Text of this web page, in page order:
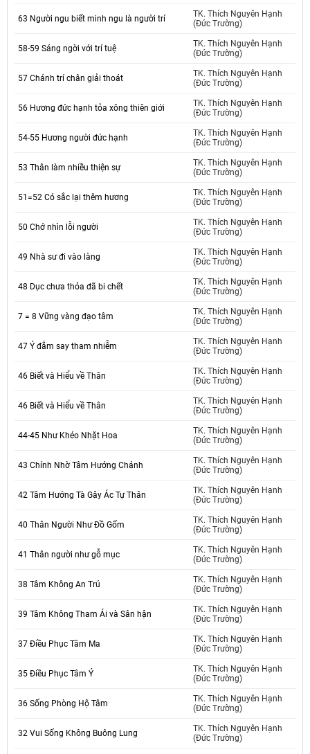
63 Người ngu biết minh ngu là người trí
TK. Thích Nguyên Hạnh
(Đức Trường)
58-59 Sáng ngời với trí tuệ
TK. Thích Nguyên Hạnh
(Đức Trường)
57 Chánh trí chân giải thoát
TK. Thích Nguyên Hạnh
(Đức Trường)
56 Hương đức hạnh tỏa xông thiên giới
TK. Thích Nguyên Hạnh
(Đức Trường)
54-55 Hương người đức hạnh
TK. Thích Nguyên Hạnh
(Đức Trường)
53 Thân làm nhiều thiện sự
TK. Thích Nguyên Hạnh
(Đức Trường)
51=52 Có sắc lại thêm hương
TK. Thích Nguyên Hạnh
(Đức Trường)
50 Chớ nhìn lỗi người
TK. Thích Nguyên Hạnh
(Đức Trường)
49 Nhà sư đi vào làng
TK. Thích Nguyên Hạnh
(Đức Trường)
48 Dục chưa thỏa đã bi chết
TK. Thích Nguyên Hạnh
(Đức Trường)
7 = 8 Vững vàng đạo tâm
TK. Thích Nguyên Hạnh
(Đức Trường)
47 Ý đắm say tham nhiễm
TK. Thích Nguyên Hạnh
(Đức Trường)
46 Biết và Hiểu về Thân
TK. Thích Nguyên Hạnh
(Đức Trường)
46 Biết và Hiểu về Thân
TK. Thích Nguyên Hạnh
(Đức Trường)
44-45 Như Khéo Nhặt Hoa
TK. Thích Nguyên Hạnh
(Đức Trường)
43 Chính Nhờ Tâm Hướng Chánh
TK. Thích Nguyên Hạnh
(Đức Trường)
42 Tâm Hướng Tà Gây Ác Tự Thân
TK. Thích Nguyên Hạnh
(Đức Trường)
40 Thân Người Như Đồ Gốm
TK. Thích Nguyên Hạnh
(Đức Trường)
41 Thân người như gỗ mục
TK. Thích Nguyên Hạnh
(Đức Trường)
38 Tâm Không An Trú
TK. Thích Nguyên Hạnh
(Đức Trường)
39 Tâm Không Tham Ái và Sân hận
TK. Thích Nguyên Hạnh
(Đức Trường)
37 Điều Phục Tâm Ma
TK. Thích Nguyên Hạnh
(Đức Trường)
35 Điều Phục Tâm Ý
TK. Thích Nguyên Hạnh
(Đức Trường)
36 Sống Phòng Hộ Tâm
TK. Thích Nguyên Hạnh
(Đức Trường)
32 Vui Sống Không Buông Lung
TK. Thích Nguyên Hạnh
(Đức Trường)